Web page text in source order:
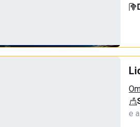
e